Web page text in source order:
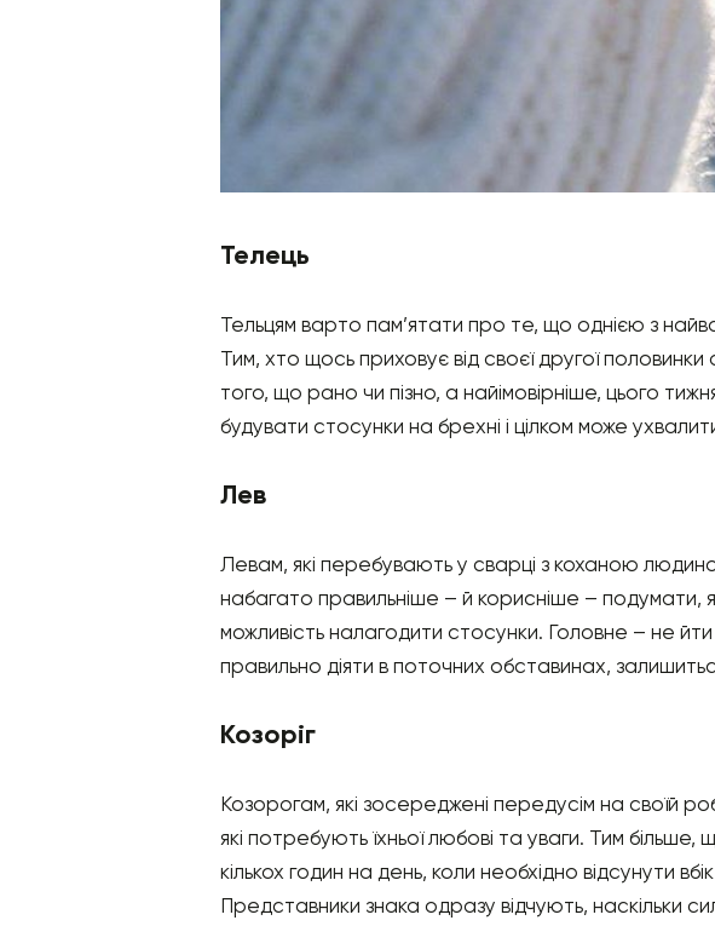
Телець
Тельцям варто пам’ятати про те, що однією з
Тим, хто щось приховує від своєї другої
того, що рано чи пізно, а найімовірніше, цього
будувати стосунки на брехні і цілком може
Лев
Левам, які перебувають у сварці з коханою
набагато правильніше – й корисніше – подумати,
можливість налагодити стосунки. Головне – не
правильно діяти в поточних обставинах,
Козоріг
Козорогам, які зосереджені передусім на своїй
які потребують їхньої любові та уваги. Тим
кількох годин на день, коли необхідно відсунути
Представники знака одразу відчують, наскільки